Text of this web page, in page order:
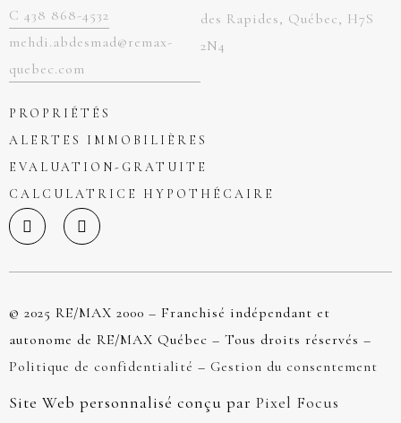
C 438 868-4532
mehdi.abdesmad@remax-
quebec.com
des Rapides, Québec, H7S
2N4
PROPRIÉTÉS
ALERTES IMMOBILIÈRES
EVALUATION-GRATUITE
CALCULATRICE HYPOTHÉCAIRE
© 2025 RE/MAX 2000 – Franchisé indépendant et
autonome de RE/MAX Québec – Tous droits réservés –
Politique de confidentialité – Gestion du consentement
Site Web personnalisé conçu parPixel Focus